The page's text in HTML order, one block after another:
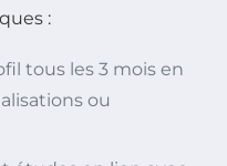
:
tous les 3 mois en
ou